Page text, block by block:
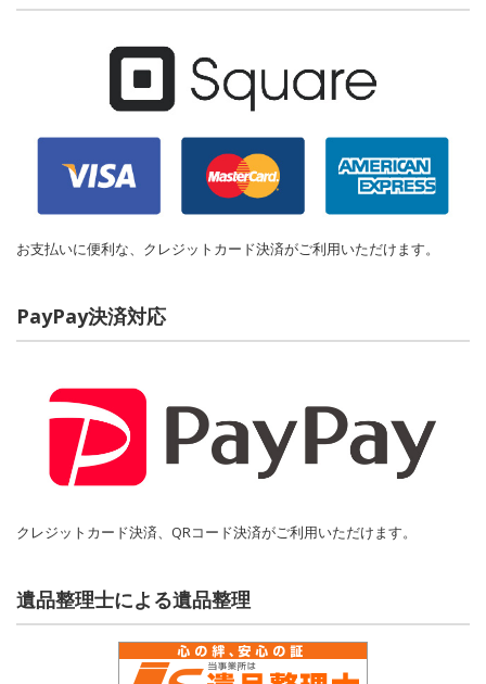
お支払いに便利な、クレジットカード決済がご利用いただけます。
PayPay決済対応
クレジットカード決済、QRコード決済がご利用いただけます。
遺品整理士による遺品整理